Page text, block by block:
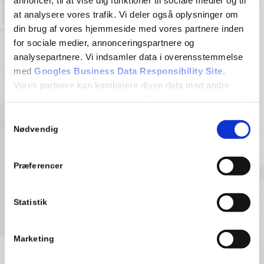
at analysere vores trafik. Vi deler også oplysninger om
din brug af vores hjemmeside med vores partnere inden
for sociale medier, annonceringspartnere og
analysepartnere. Vi indsamler data i overensstemmelse
med Googles Business Data Responsibility Site.
Vores partnere kan kombinere disse data med andre
Nødvendig
Præferencer
Statistik
Marketing
MURER­ARBEJDE